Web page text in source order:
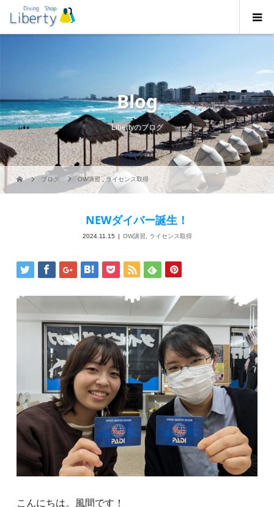
Blog
Libertyのブログ
ブログ OW講習 , ライセンス取得
NEWダイバー誕生！
2024.11.15 OW講習 ライセンス取得
こんにちは。風間です！